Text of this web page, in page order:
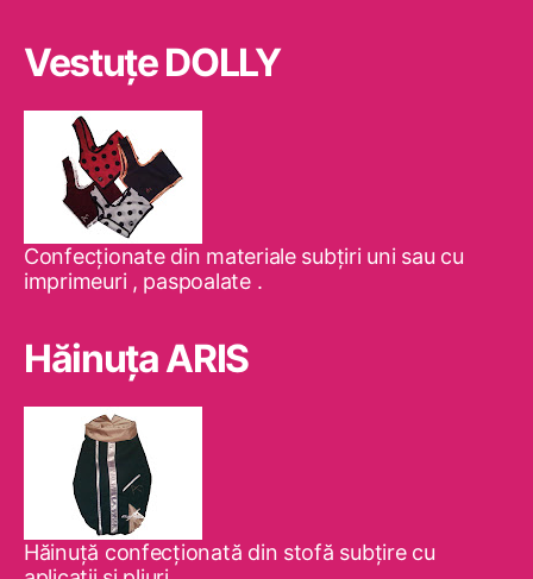
Vestuţe DOLLY
Confecţionate din materiale subţiri uni sau cu
imprimeuri , paspoalate .
Hăinuţa ARIS
Hăinuţă confecţionată din stofă subţire cu